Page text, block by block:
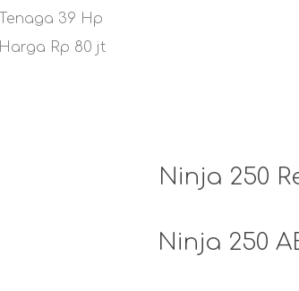
Tenaga 39 Hp
Harga Rp 80 jt
Ninja 250
Ninja 250